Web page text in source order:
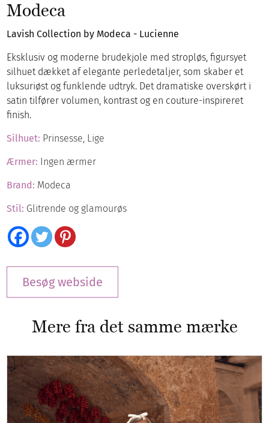
Modeca
Lavish Collection by Modeca - Lucienne
Eksklusiv og moderne brudekjole med stropløs, figursyet
silhuet dækket af elegante perledetaljer, som skaber et
luksuriøst og funklende udtryk. Det dramatiske overskørt i
satin tilfører volumen, kontrast og en couture-inspireret
finish.
Silhuet: Prinsesse, Lige
Ærmer: Ingen ærmer
Brand: Modeca
Stil: Glitrende og glamourøs
Besøg webside
Mere fra det samme mærke